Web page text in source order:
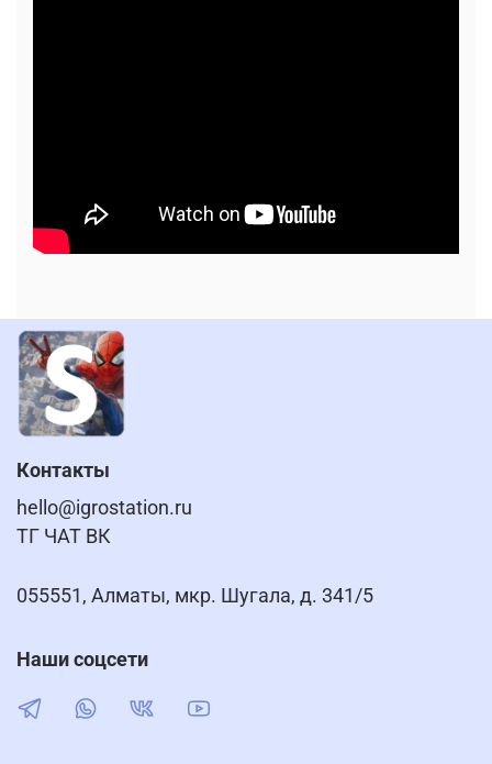
Контакты
hello@igrostation.ru
ТГ ЧАТ ВК
055551, Алматы, мкр. Шугала, д. 341/5
Наши соцсети